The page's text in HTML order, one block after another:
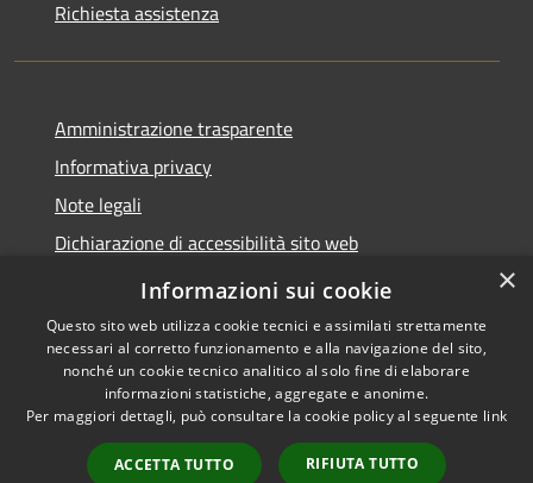
Richiesta assistenza
Amministrazione trasparente
Informativa privacy
Note legali
Dichiarazione di accessibilità sito web
WhistleblowingPA
Accessibilità
Copyright © 2026 • Comune di
Gaglianico • Powered by
Municipium•
Accesso
×
Informazioni sui cookie
Questo sito web utilizza cookie tecnici e assimilati strettamente
necessari al corretto funzionamento e alla navigazione del sito,
nonché un cookie tecnico analitico al solo fine di elaborare
informazioni statistiche, aggregate e anonime.
Per maggiori dettagli, può consultare la cookie policy al seguente link
ACCETTA TUTTO RIFIUTA TUTTO